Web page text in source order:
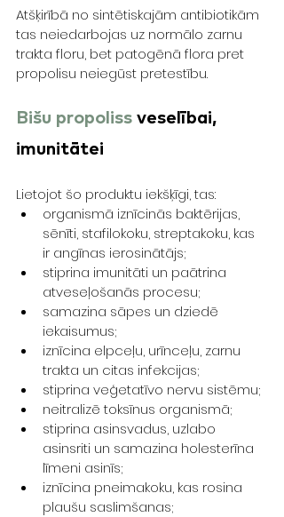
Atšķirībā no sintētiskajām antibiotikām
tas neiedarbojas uz normālo zarnu
trakta floru, bet patogēnā flora pret
propolisu neiegūst pretestību.
Bišu propoliss veselībai,
imunitātei
Lietojot šo produktu iekšķīgi, tas:
organismā iznīcinās baktērijas,
sēnīti, stafilokoku, streptakoku, kas
ir angīnas ierosinātājs;
stiprina imunitāti un paātrina
atveseļošanās procesu;
samazina sāpes un dziedē
iekaisumus;
iznīcina elpceļu, urīnceļu, zarnu
trakta un citas infekcijas;
stiprina veģetatīvo nervu sistēmu;
neitralizē toksīnus organismā;
stiprina asinsvadus, uzlabo
asinsriti un samazina holesterīna
līmeni asinīs;
iznīcina pneimakoku, kas rosina
plaušu saslimšanas;